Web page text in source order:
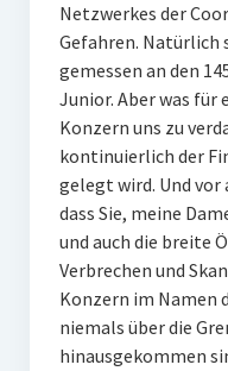
Netzwerkes der
Gefahren. Natürlich
gemessen an den
Junior. Aber was für
Konzern uns zu
kontinuierlich der
gelegt wird. Und vor
dass Sie, meine
und auch die breite
Verbrechen und
Konzern im Namen
niemals über die
hinausgekommen